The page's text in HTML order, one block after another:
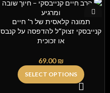
תמונה קלאסית של ר’ חיים
קנייבסקי זצוק”ל להדפסה על קנבס
או זכוכית
69.00₪
SELECT OPTIONS